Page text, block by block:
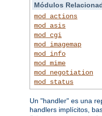
Módulos
mod_actions
mod_asis
mod_cgi
mod_imagemap
mod_info
mod_mime
mod_negotiation
mod_status
Un "handler" es una
handlers implícitos,